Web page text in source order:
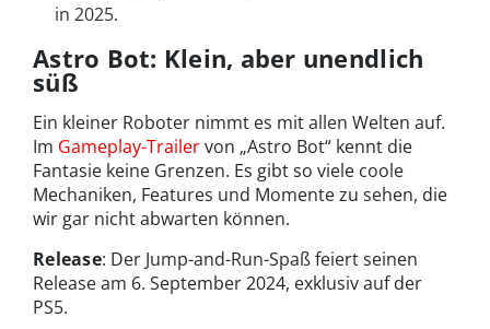
in 2025.
Astro Bot: Klein, aber unendlich
süß
Ein kleiner Roboter nimmt es mit allen Welten auf.
Im Gameplay-Trailervon „Astro Bot“ kennt die
Fantasie keine Grenzen. Es gibt so viele coole
Mechaniken, Features und Momente zu sehen, die
wir gar nicht abwarten können.
Release: Der Jump-and-Run-Spaß feiert seinen
Release am 6. September 2024, exklusiv auf der
PS5.